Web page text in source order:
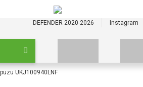
DEFENDER 2020-2026 Instagram
UKJ100940LNF